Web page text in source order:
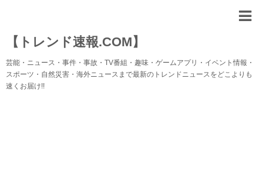
【トレンド速報.COM】
芸能・ニュース・事件・事故・TV番組・趣味・ゲームアプリ・イベント情報・
スポーツ・自然災害・海外ニュースまで最新のトレンドニュースをどこよりも
速くお届け!!